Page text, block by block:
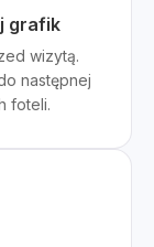
grafik
wizytą.
następnej
foteli.